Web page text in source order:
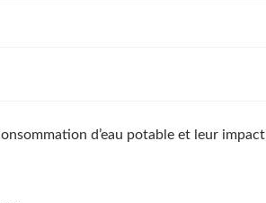
d’eau potable et leur impact